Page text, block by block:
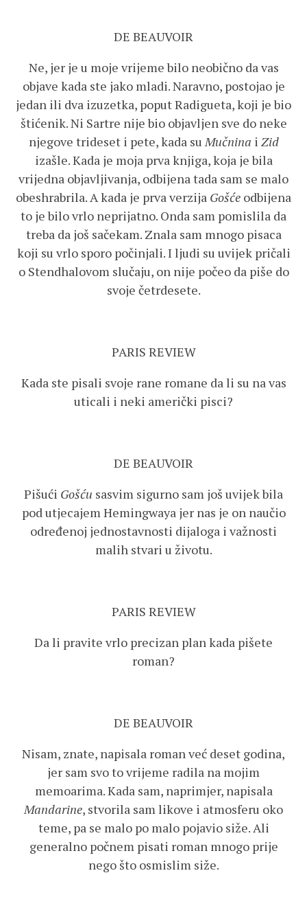
DE BEAUVOIR
Ne, jer je u moje vrijeme bilo neobično da vas
objave kada ste jako mladi. Naravno, postojao je
jedan ili dva izuzetka, poput Radigueta, koji je bio
štićenik. Ni Sartre nije bio objavljen sve do neke
njegove trideset i pete, kada suMučnina i Zid
izašle. Kada je moja prva knjiga, koja je bila
vrijedna objavljivanja, odbijena tada sam se malo
obeshrabrila. A kada je prva verzija Gošće odbijena
to je bilo vrlo neprijatno. Onda sam pomislila da
treba da još sačekam. Znala sam mnogo pisaca
koji su vrlo sporo počinjali. I ljudi su uvijek pričali
o Stendhalovom slučaju, on nije počeo da piše do
svoje četrdesete.
PARIS REVIEW
Kada ste pisali svoje rane romane da li su na vas
uticali i neki američki pisci?
DE BEAUVOIR
Pišući Gošću sasvim sigurno sam još uvijek bila
pod utjecajem Hemingwaya jer nas je on naučio
određenoj jednostavnosti dijaloga i važnosti
malih stvari u životu.
PARIS REVIEW
Da li pravite vrlo precizan plan kada pišete
roman?
DE BEAUVOIR
Nisam, znate, napisala roman već deset godina,
jer sam svo to vrijeme radila na mojim
memoarima. Kada sam, naprimjer, napisala
Mandarine, stvorila sam likove i atmosferu oko
teme, pa se malo po malo pojavio siže. Ali
generalno počnem pisati roman mnogo prije
nego što osmislim siže.